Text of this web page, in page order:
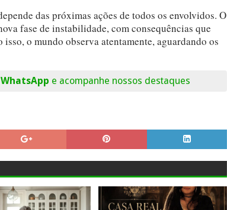
das próximas ações de todos os envolvidos. O
fase de instabilidade, com consequências que
o mundo observa atentamente, aguardando os
e acompanhe nossos destaques